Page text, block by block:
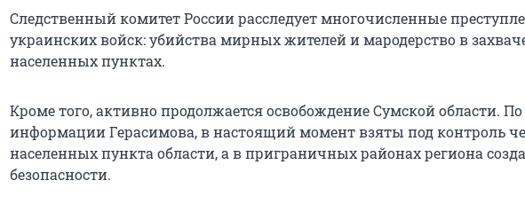
Следственный комитет России расследует многочисленные
украинских войск: убийства мирных жителей и мародерство в
населенных пунктах.
Кроме того, активно продолжается освобождение Сумской области. По
информации Герасимова, в настоящий момент взяты под контроль
населенных пункта области, а в приграничных районах региона
безопасности.